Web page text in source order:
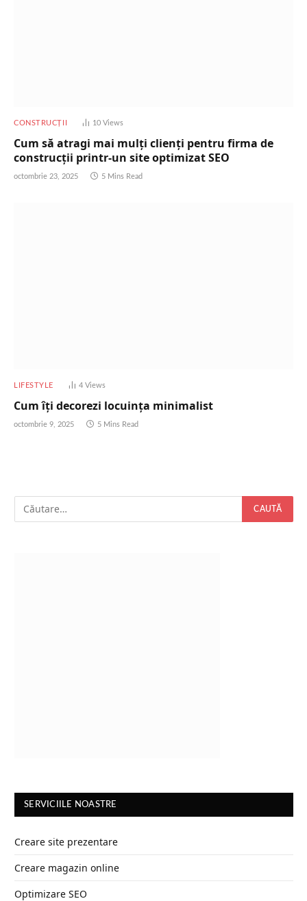
CONSTRUCȚII 10Views
Cum să atragi mai mulți clienți pentru firma de
construcții printr-un site optimizat SEO
octombrie 23, 2025 5 Mins Read
LIFESTYLE 4 Views
Cum îți decorezi locuința minimalist
octombrie 9, 2025 5 Mins Read
SERVICIILE NOASTRE
Creare site prezentare
Creare magazin online
Optimizare SEO